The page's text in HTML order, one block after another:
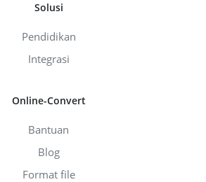
Solusi
Pendidikan
Integrasi
Online-Convert
Bantuan
Blog
Format file